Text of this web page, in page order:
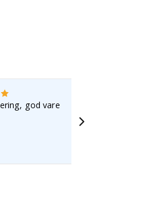
god vare